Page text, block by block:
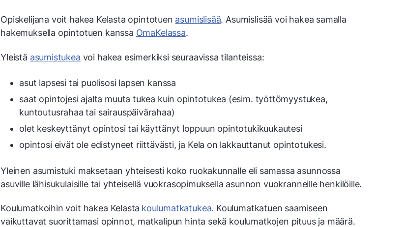
Opiskelijana voit hakea Kelasta opintotuen asumislisää. Asumislisää voi hakea samalla
hakemuksella opintotuen kanssa OmaKelassa.
Yleistä asumistukea voi hakea esimerkiksi seuraavissa tilanteissa:
asut lapsesi tai puolisosi lapsen kanssa
saat opintojesi ajalta muuta tukea kuin opintotukea (esim. työttömyystukea,
kuntoutusrahaa tai sairauspäivärahaa)
olet keskeyttänyt opintosi tai käyttänyt loppuun opintotukikuukautesi
opintosi eivät ole edistyneet riittävästi, ja Kela on lakkauttanut opintotukesi.
Yleinen asumistuki maksetaan yhteisesti koko ruokakunnalle eli samassa asunnossa
asuville lähisukulaisille tai yhteisellä vuokrasopimuksella asunnon vuokranneille henkilöille.
Koulumatkoihin voit hakea Kelasta koulumatkatukea. Koulumatkatuen saamiseen
vaikuttavat suorittamasi opinnot, matkalipun hinta sekä koulumatkojen pituus ja määrä.